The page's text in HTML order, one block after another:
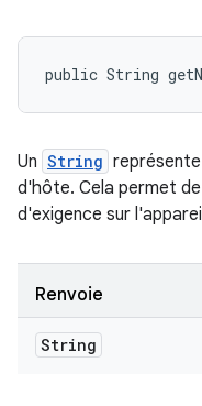
public String
Un String
d'hôte. Cela permet
d'exigence sur
Renvoie
String